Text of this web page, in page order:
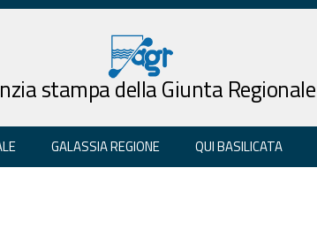
stampa della Giunta Regionale
GALASSIA REGIONE QUI BASILICATA